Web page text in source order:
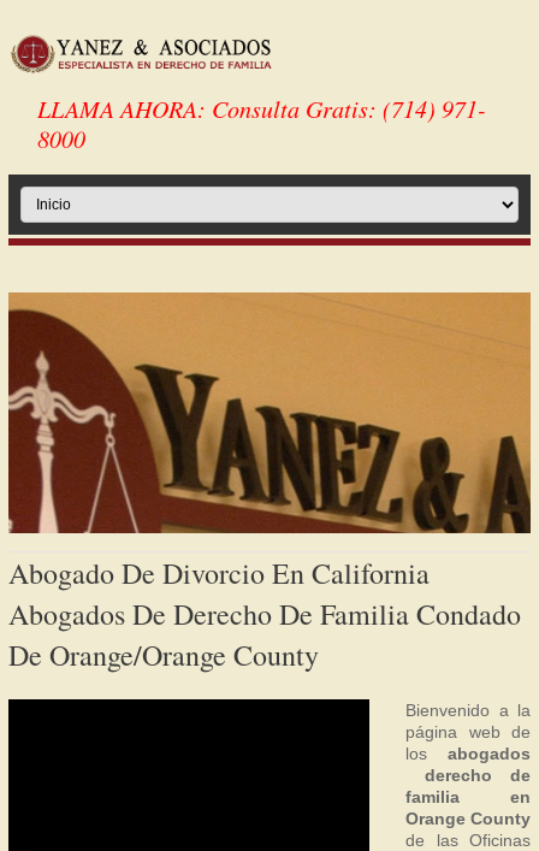
LLAMA AHORA: Consulta Gratis: (714) 971-
8000
Abogado De Divorcio En California
Abogados De Derecho De Familia Condado
De Orange/Orange County
Bienvenido a la
página web de
los abogados
derecho de
familia en
Orange County
de las Oficinas